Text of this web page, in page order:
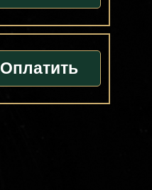
Оплатить